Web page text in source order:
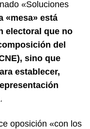
«Soluciones
«mesa» está
electoral que no
del
sino que
establecer,
.
oposición «con los